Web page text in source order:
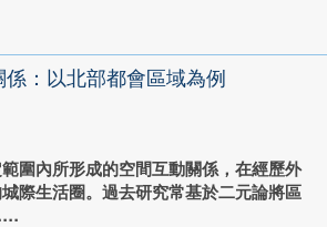
：以北部都會區域為例
圍內所形成的空間互動關係，在經歷外
際生活圈。過去研究常基於二元論將區